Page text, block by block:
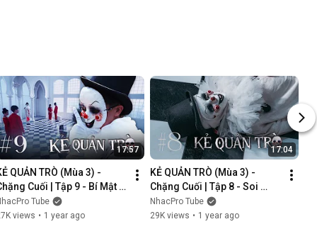
17:57
QUẢN TRÒ (Mùa 3) -
Cuối | Tập 9 - Bí Mật
| GAME CUNG HOÀNG
|| Web Drama 2025
Tube
views • 1 year ago
17:04
KẺ QUẢN TRÒ (Mùa 3) -
Chặng Cuối | Tập 8 - Soi
Cung | GAME CUNG HOÀNG
ĐẠO || Web Drama 2025
NhacPro Tube
29K views • 1 year ago